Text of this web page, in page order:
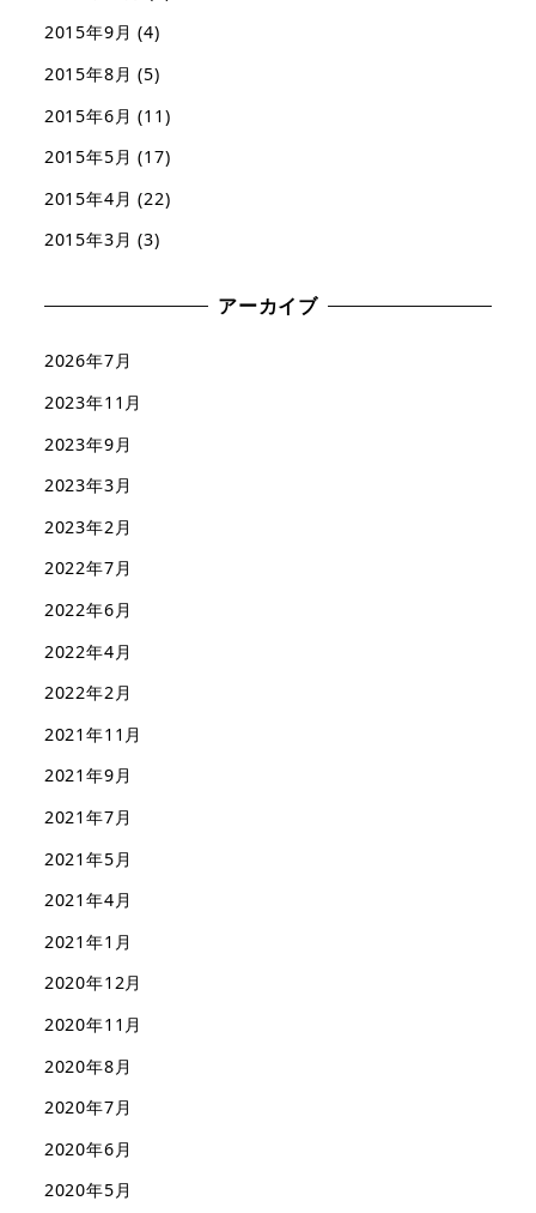
2015年9月 (4)
2015年8月 (5)
2015年6月 (11)
2015年5月 (17)
2015年4月 (22)
2015年3月 (3)
アーカイブ
2026年7月
2023年11月
2023年9月
2023年3月
2023年2月
2022年7月
2022年6月
2022年4月
2022年2月
2021年11月
2021年9月
2021年7月
2021年5月
2021年4月
2021年1月
2020年12月
2020年11月
2020年8月
2020年7月
2020年6月
2020年5月